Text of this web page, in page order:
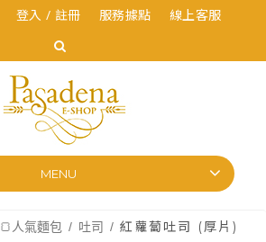
登入 / 註冊 服務據點 線上客服
MENU
🍞人氣麵包 吐司 紅蘿蔔吐司 (厚片)